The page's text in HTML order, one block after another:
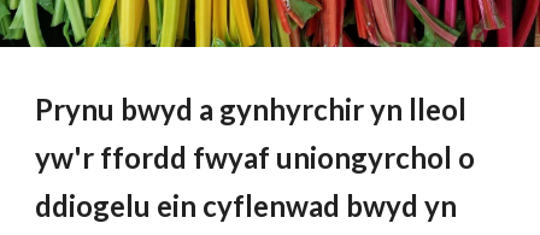
Prynu bwyd a gynhyrchir yn lleol
yw'r ffordd fwyaf uniongyrchol o
ddiogelu ein cyflenwad bwyd yn